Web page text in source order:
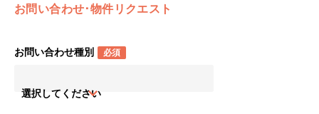
お問い合わせ･物件リクエスト
お問い合わせ種別 必須
選択してください